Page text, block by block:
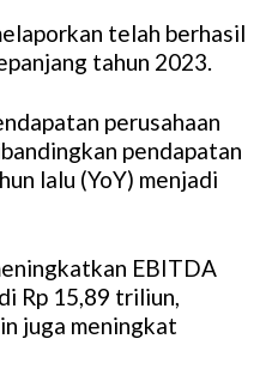
telah berhasil
tahun 2023.
perusahaan
pendapatan
lalu (YoY) menjadi
EBITDA
Rp 15,89 triliun,
juga meningkat